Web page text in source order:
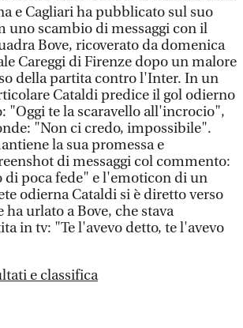
e Cagliari ha pubblicato sul suo
uno scambio di messaggi con il
Bove, ricoverato da domenica
Careggi di Firenze dopo un malore
della partita contro l'Inter. In un
Cataldi predice il gol odierno
"Oggi te la scaravello all'incrocio",
"Non ci credo, impossibile".
la sua promessa e
di messaggi col commento:
di poca fede" e l'emoticon di un
odierna Cataldi si è diretto verso
ha urlato a Bove, che stava
in tv: "Te l'avevo detto, te l'avevo
e classifica